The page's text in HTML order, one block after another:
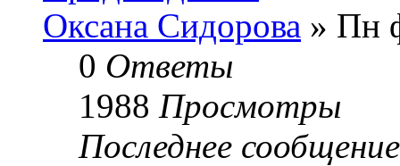
Оксана Сидорова » Пн
0 Ответы
1988 Просмотры
Последнее